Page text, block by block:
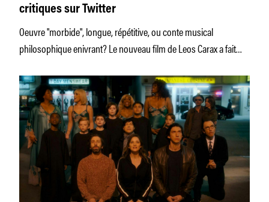
critiques sur Twitter
Oeuvre "morbide", longue, répétitive, ou conte musical
philosophique enivrant? Le nouveau film de Leos Carax a fait